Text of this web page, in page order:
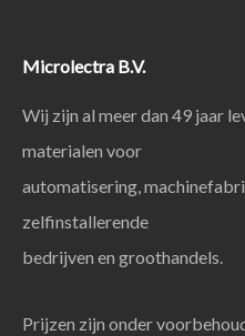
Microlectra B.V.
Wij zijn al meer dan 49 jaar
materialen voor
automatisering,
zelfinstallerende
bedrijven en groothandels.
Prijzen zijn onder